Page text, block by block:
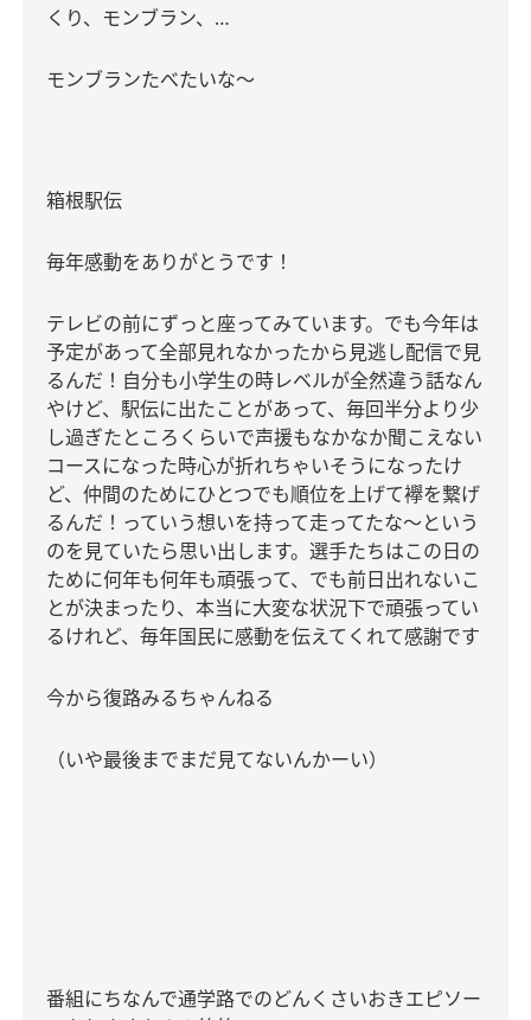
くり、モンブラン、 …
モンブランたべたいな〜
箱根駅伝
毎年感動をありがとうです！
テレビの前にずっと座ってみています。でも今年は
予定があって全部見れなかったから見逃し配信で見
るんだ！自分も小学生の時レベルが全然違う話なん
やけど、駅伝に出たことがあって、毎回半分より少
し過ぎたところくらいで声援もなかなか聞こえない
コースになった時心が折れちゃいそうになったけ
ど、仲間のためにひとつでも順位を上げて襷を繋げ
るんだ！っていう想いを持って走ってたな〜という
のを見ていたら思い出します。選手たちはこの日の
ために何年も何年も頑張って、でも前日出れないこ
とが決まったり、本当に大変な状況下で頑張ってい
るけれど、毎年国民に感動を伝えてくれて感謝です
今から復路みるちゃんねる
（いや最後までまだ見てないんかーい）
番組にちなんで通学路でのどんくさいおきエピソー